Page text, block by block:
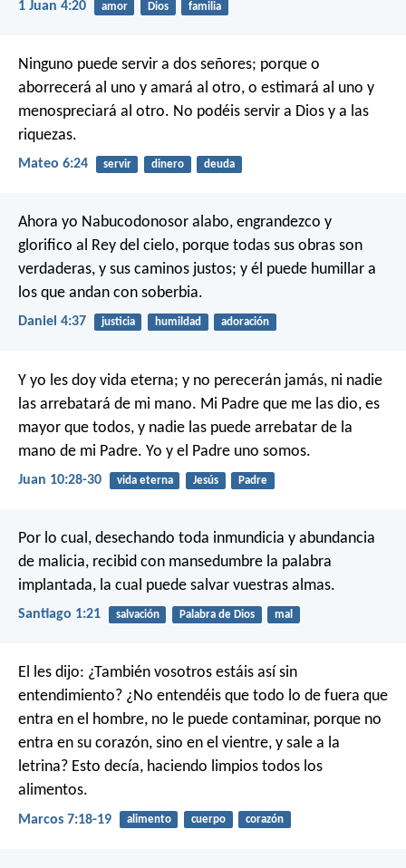
1 Juan 4:20 amor Dios familia
Ninguno puede servir a dos señores; porque o
aborrecerá al uno y amará al otro, o estimará al uno y
menospreciará al otro. No podéis servir a Dios y a las
riquezas.
Mateo 6:24 servir dinero deuda
Ahora yo Nabucodonosor alabo, engrandezco y
glorifico al Rey del cielo, porque todas sus obras son
verdaderas, y sus caminos justos; y él puede humillar a
los que andan con soberbia.
Daniel 4:37 justicia humildad adoración
Y yo les doy vida eterna; y no perecerán jamás, ni nadie
las arrebatará de mi mano. Mi Padre que me las dio, es
mayor que todos, y nadie las puede arrebatar de la
mano de mi Padre. Yo y el Padre uno somos.
Juan 10:28-30 vida eterna Jesús Padre
Por lo cual, desechando toda inmundicia y abundancia
de malicia, recibid con mansedumbre la palabra
implantada, la cual puede salvar vuestras almas.
Santiago 1:21 salvación Palabra de Dios mal
El les dijo: ¿También vosotros estáis así sin
entendimiento? ¿No entendéis que todo lo de fuera que
entra en el hombre, no le puede contaminar, porque no
entra en su corazón, sino en el vientre, y sale a la
letrina? Esto decía, haciendo limpios todos los
alimentos.
Marcos 7:18-19 alimento cuerpo corazón